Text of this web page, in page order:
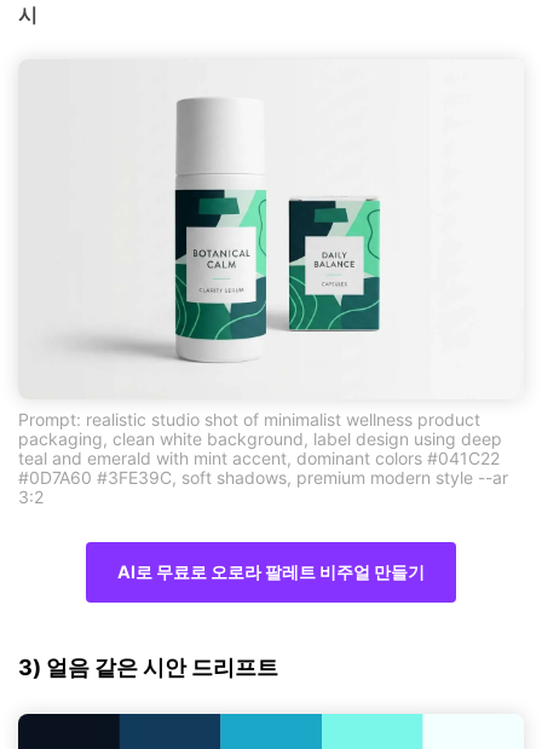
시
Prompt: realistic studio shot of minimalist wellness product
packaging, clean white background, label design using deep
teal and emerald with mint accent, dominant colors #041C22
#0D7A60 #3FE39C, soft shadows, premium modern style --ar
3:2
AI로 무료로 오로라 팔레트 비주얼 만들기
3) 얼음 같은 시안 드리프트